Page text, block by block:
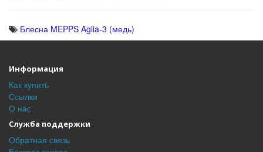
Блесна MEPPS Aglia-3 (медь)
Информация
Как купить
Ссылки
О нас
Служба поддержки
Обратная связь